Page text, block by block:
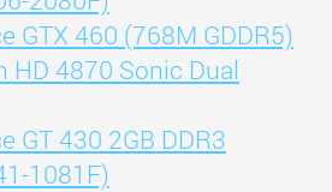
GTX 460 (768M GDDR5)
HD 4870 Sonic Dual
GT 430 2GB DDR3
1081F)